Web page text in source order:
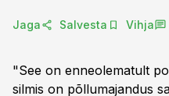
Jaga Salvesta Vihja
"See on enneolematult
silmis on põllumajandus